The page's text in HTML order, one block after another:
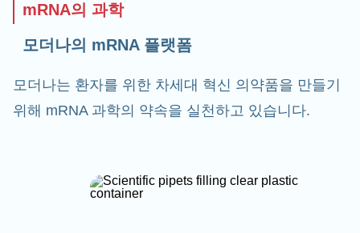
mRNA의 과학
모더나의 mRNA 플랫폼
모더나는 환자를 위한 차세대 혁신 의약품을 만들기
위해 mRNA 과학의 약속을 실천하고 있습니다.